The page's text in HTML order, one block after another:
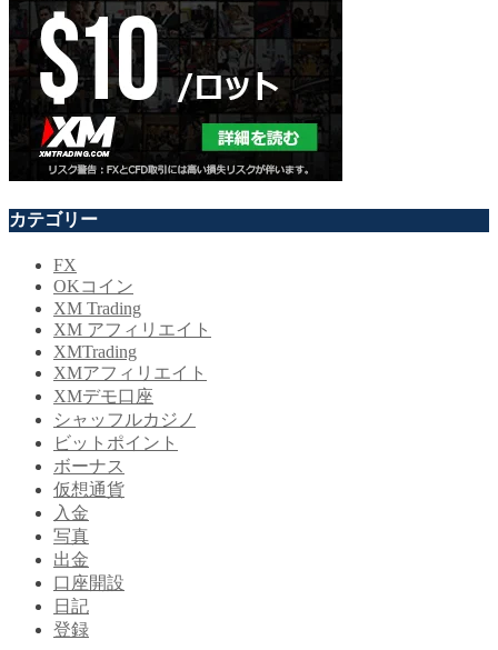
カテゴリー
FX
OKコイン
XM Trading
XM アフィリエイト
XMTrading
XMアフィリエイト
XMデモ口座
シャッフルカジノ
ビットポイント
ボーナス
仮想通貨
入金
写真
出金
口座開設
日記
登録